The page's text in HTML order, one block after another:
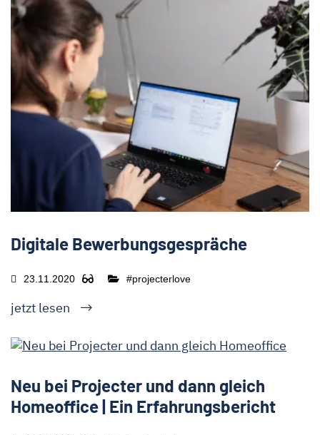
Digitale Bewerbungsgespräche
23.11.2020 #projecterlove
jetzt lesen
Neu bei Projecter und dann gleich
Homeoffice | Ein Erfahrungsbericht